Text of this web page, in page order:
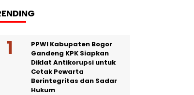
PPWI Kabupaten Bogor
Gandeng KPK Siapkan
Diklat Antikorupsi untuk
Cetak Pewarta
Berintegritas dan Sadar
Hukum